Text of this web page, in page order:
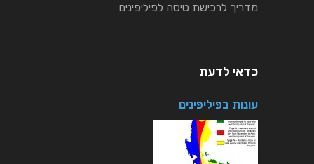
מדריך לרכישת טיסה לפיליפינים
כדאי לדעת
עונות בפיליפינים